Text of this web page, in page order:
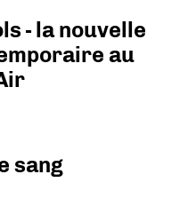
- la nouvelle
au
sang